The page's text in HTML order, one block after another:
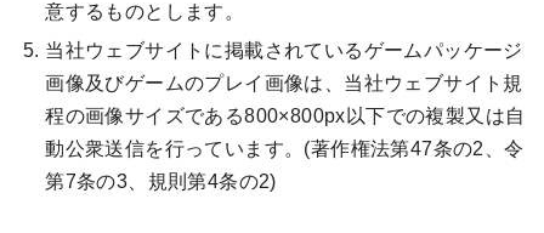
意するものとします。
当社ウェブサイトに掲載されているゲームパッケージ
画像及びゲームのプレイ画像は、当社ウェブサイト規
程の画像サイズである800×800px以下での複製又は自
動公衆送信を行っています。(著作権法第47条の2、令
第7条の3、規則第4条の2)